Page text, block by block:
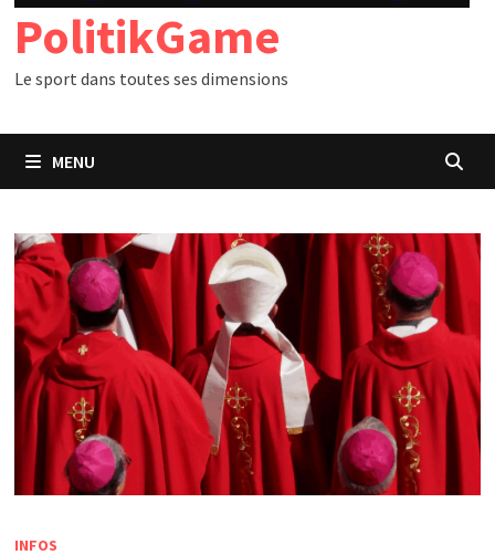
PolitikGame
Le sport dans toutes ses dimensions
MENU
INFOS